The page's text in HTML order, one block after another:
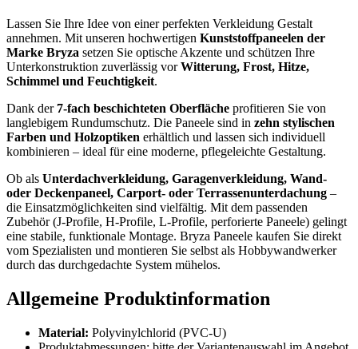
Lassen Sie Ihre Idee von einer perfekten Verkleidung Gestalt
annehmen. Mit unseren hochwertigen Kunststoffpaneelen der
Marke Bryza setzen Sie optische Akzente und schützen Ihre
Unterkonstruktion zuverlässig vorWitterung, Frost, Hitze,
Schimmel und Feuchtigkeit.
Dank der 7-fach beschichteten Oberfläche profitieren Sie von
langlebigem Rundumschutz. Die Paneele sind in zehn stylischen
Farben und Holzoptiken erhältlich und lassen sich individuell
kombinieren – ideal für eine moderne, pflegeleichte Gestaltung.
Ob als Unterdachverkleidung, Garagenverkleidung, Wand-
oder Deckenpaneel, Carport- oder Terrassenunterdachung –
die Einsatzmöglichkeiten sind vielfältig. Mit dem passenden
Zubehör (J-Profile, H-Profile, L-Profile, perforierte Paneele) gelingt
eine stabile, funktionale Montage. Bryza Paneele kaufen Sie direkt
vom Spezialisten und montieren Sie selbst als Hobbywandwerker
durch das durchgedachte System mühelos.
Allgemeine Produktinformation
Material: Polyvinylchlorid (PVC-U)